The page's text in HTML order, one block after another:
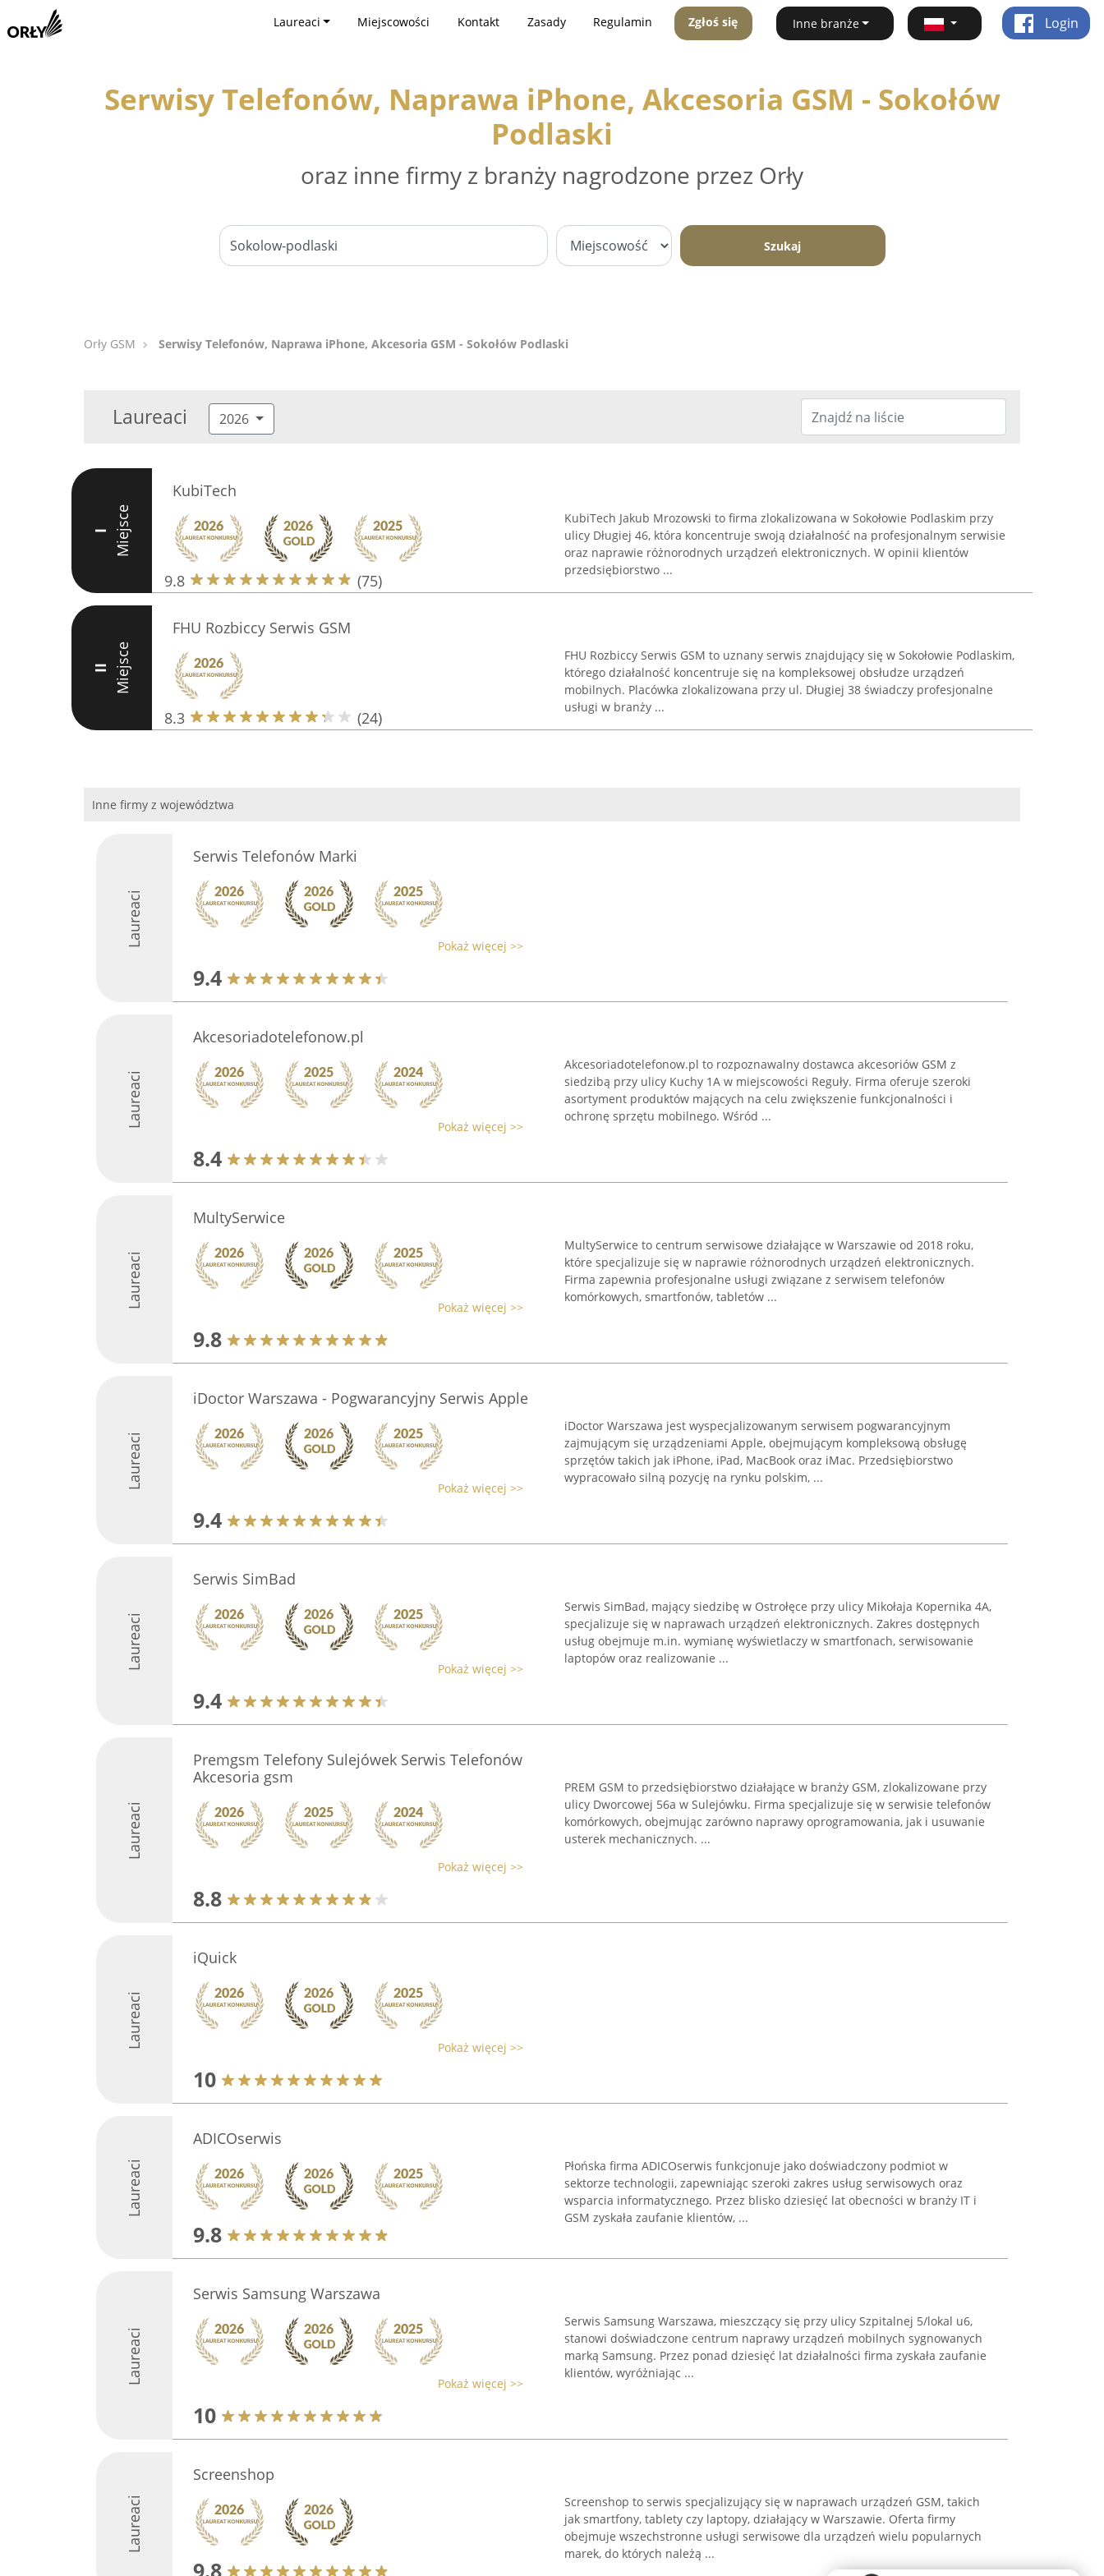
Laureaci Miejscowości Kontakt Zasady Regulamin Zgłoś się Inne branże Login
Serwisy Telefonów, Naprawa iPhone, Akcesoria GSM - Sokołów
Podlaski
oraz inne firmy z branży nagrodzone przez Orły
Szukaj
Orły GSM Serwisy Telefonów, Naprawa iPhone, Akcesoria GSM - Sokołów Podlaski
Laureaci 2026
I Miejsce
KubiTech
9.8 (75)
KubiTech Jakub Mrozowski to firma zlokalizowana w Sokołowie Podlaskim przy
ulicy Długiej 46, która koncentruje swoją działalność na profesjonalnym serwisie
oraz naprawie różnorodnych urządzeń elektronicznych. W opinii klientów
przedsiębiorstwo ...
II Miejsce
FHU Rozbiccy Serwis GSM
8.3 (24)
FHU Rozbiccy Serwis GSM to uznany serwis znajdujący się w Sokołowie Podlaskim,
którego działalność koncentruje się na kompleksowej obsłudze urządzeń
mobilnych. Placówka zlokalizowana przy ul. Długiej 38 świadczy profesjonalne
usługi w branży ...
Inne firmy z województwa
Laureaci
Serwis Telefonów Marki
Pokaż więcej >>
9.4
Laureaci
Akcesoriadotelefonow.pl
Pokaż więcej >>
8.4
Akcesoriadotelefonow.pl to rozpoznawalny dostawca akcesoriów GSM z
siedzibą przy ulicy Kuchy 1A w miejscowości Reguły. Firma oferuje szeroki
asortyment produktów mających na celu zwiększenie funkcjonalności i
ochronę sprzętu mobilnego. Wśród ...
Laureaci
MultySerwice
Pokaż więcej >>
9.8
MultySerwice to centrum serwisowe działające w Warszawie od 2018 roku,
które specjalizuje się w naprawie różnorodnych urządzeń elektronicznych.
Firma zapewnia profesjonalne usługi związane z serwisem telefonów
komórkowych, smartfonów, tabletów ...
Laureaci
iDoctor Warszawa - Pogwarancyjny Serwis Apple
Pokaż więcej >>
9.4
iDoctor Warszawa jest wyspecjalizowanym serwisem pogwarancyjnym
zajmującym się urządzeniami Apple, obejmującym kompleksową obsługę
sprzętów takich jak iPhone, iPad, MacBook oraz iMac. Przedsiębiorstwo
wypracowało silną pozycję na rynku polskim, ...
Laureaci
Serwis SimBad
Pokaż więcej >>
9.4
Serwis SimBad, mający siedzibę w Ostrołęce przy ulicy Mikołaja Kopernika 4A,
specjalizuje się w naprawach urządzeń elektronicznych. Zakres dostępnych
usług obejmuje m.in. wymianę wyświetlaczy w smartfonach, serwisowanie
laptopów oraz realizowanie ...
Laureaci
Premgsm Telefony Sulejówek Serwis Telefonów
Akcesoria gsm
Pokaż więcej >>
8.8
PREM GSM to przedsiębiorstwo działające w branży GSM, zlokalizowane przy
ulicy Dworcowej 56a w Sulejówku. Firma specjalizuje się w serwisie telefonów
komórkowych, obejmując zarówno naprawy oprogramowania, jak i usuwanie
usterek mechanicznych. ...
Laureaci
iQuick
Pokaż więcej >>
10
Laureaci
ADICOserwis
9.8
Płońska firma ADICOserwis funkcjonuje jako doświadczony podmiot w
sektorze technologii, zapewniając szeroki zakres usług serwisowych oraz
wsparcia informatycznego. Przez blisko dziesięć lat obecności w branży IT i
GSM zyskała zaufanie klientów, ...
Laureaci
Serwis Samsung Warszawa
Pokaż więcej >>
10
Serwis Samsung Warszawa, mieszczący się przy ulicy Szpitalnej 5/lokal u6,
stanowi doświadczone centrum naprawy urządzeń mobilnych sygnowanych
marką Samsung. Przez ponad dziesięć lat działalności firma zyskała zaufanie
klientów, wyróżniając ...
Laureaci
Screenshop
9.8
Screenshop to serwis specjalizujący się w naprawach urządzeń GSM, takich
jak smartfony, tablety czy laptopy, działający w Warszawie. Oferta firmy
obejmuje wszechstronne usługi serwisowe dla urządzeń wielu popularnych
marek, do których należą ...